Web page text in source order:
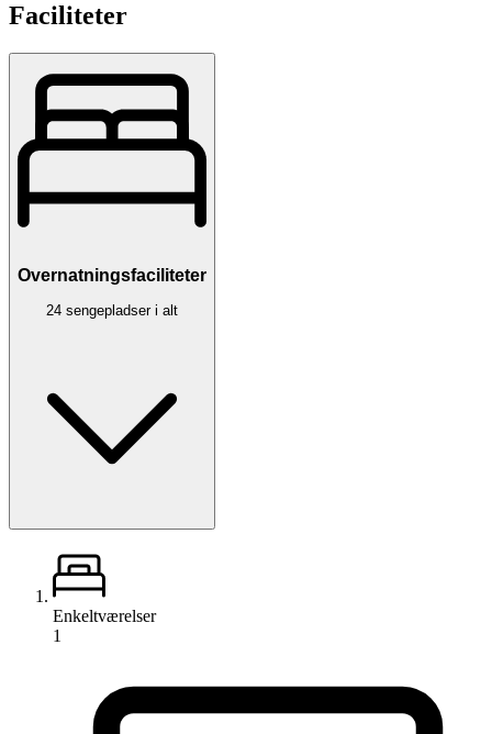
Faciliteter
Overnatningsfaciliteter
24 sengepladser i alt
Enkeltværelser
1